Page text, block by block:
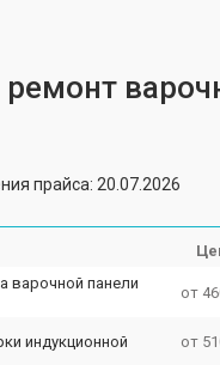
прайса: 20.07.2026
варочной панели
от
индукционной от